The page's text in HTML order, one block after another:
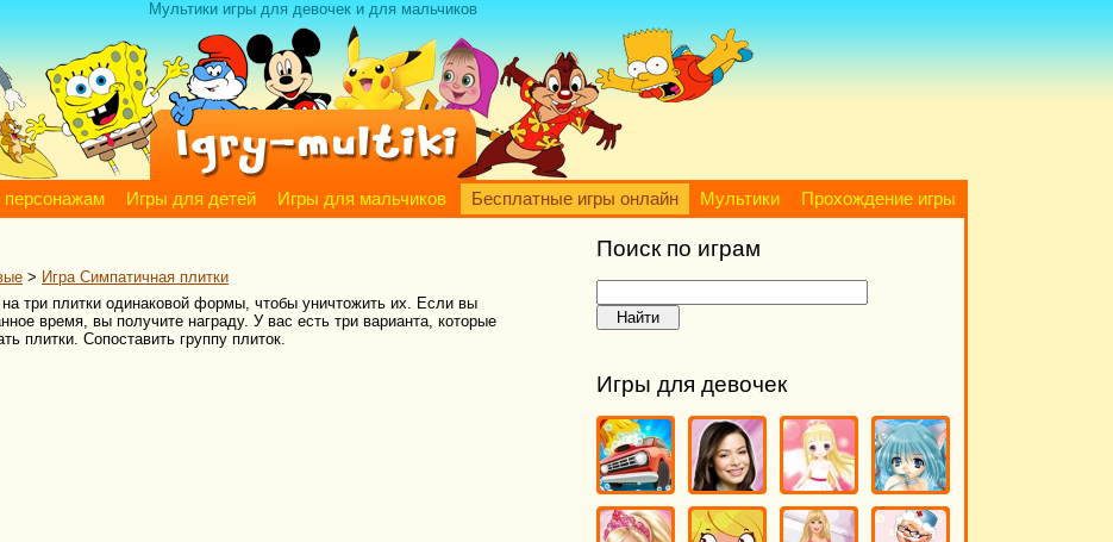
Мультики игры для девочек и для мальчиков
персонажам Игры для детей Игры для мальчиков Бесплатные игры онлайн Мультики Прохождение игры
> Игра Симпатичная плитки
три плитки одинаковой формы, чтобы уничтожить их. Если вы
время, вы получите награду. У вас есть три варианта, которые
плитки. Сопоставить группу плиток.
Поиск по играм
Игры для девочек